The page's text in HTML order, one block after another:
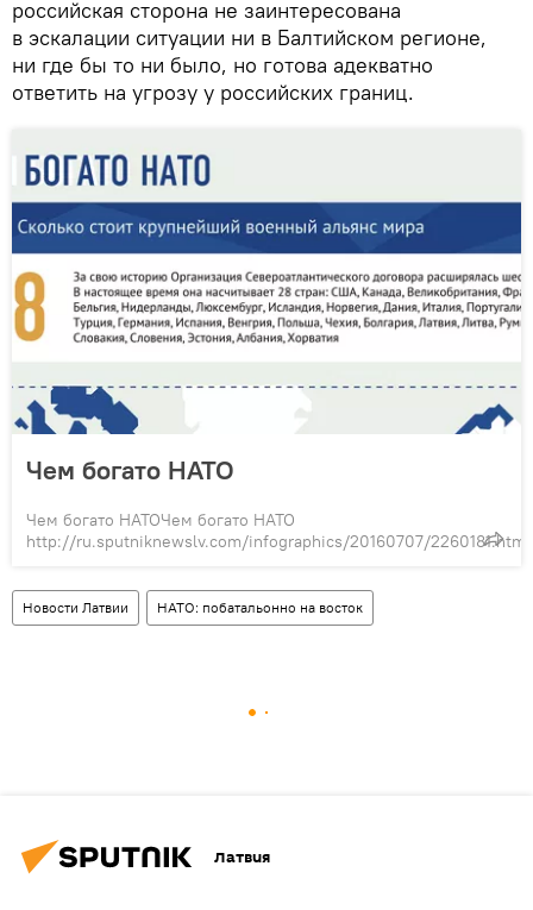
российская сторона не заинтересована
в эскалации ситуации ни в Балтийском регионе,
ни где бы то ни было, но готова адекватно
ответить на угрозу у российских границ.
Чем богато НАТО
Чем богато НАТОЧем богато НАТО
http://ru.sputniknewslv.com/infographics/20160707/2260181.html
Новости Латвии НАТО: побатальонно на восток
Латвия